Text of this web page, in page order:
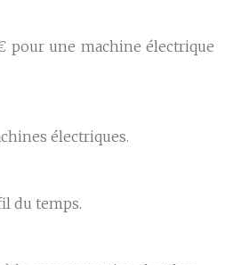
pour une machine électrique
électriques.
du temps.